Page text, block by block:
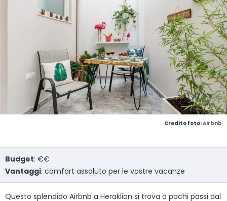
Credito foto:Airbnb
Budget: €€
Vantaggi: comfort assoluto per le vostre vacanze
Questo splendido Airbnb a Heraklion si trova a pochi passi dal